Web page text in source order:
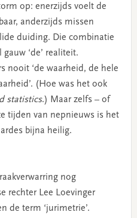
op: enerzijds voelt de
anderzijds missen
duiding. Die combinatie
‘de’ realiteit.
nooit ‘de waarheid, de hele
(Hoe was het ook
statistics.) Maar zelfs – of
tijden van nepnieuws is het
bijna heilig.
nog
rechter Lee Loevinger
de term ‘jurimetrie’.